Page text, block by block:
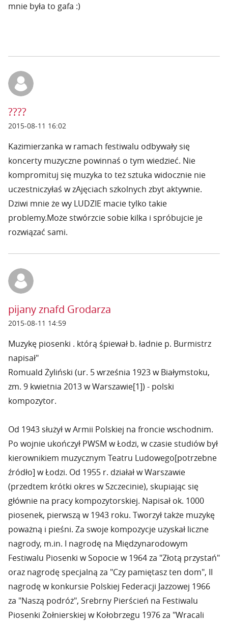
mnie była to gafa :)
????
2015-08-11 16:02
Kazimierzanka w ramach festiwalu odbywały się
koncerty muzyczne powinnaś o tym wiedzieć. Nie
kompromituj się muzyka to też sztuka widocznie nie
uczestniczyłaś w zAjęciach szkolnych zbyt aktywnie.
Dziwi mnie że wy LUDZIE macie tylko takie
problemy.Może stwórzcie sobie kilka i spróbujcie je
rozwiązać sami.
pijany znafd Grodarza
2015-08-11 14:59
Muzykę piosenki . którą śpiewał b. ładnie p. Burmistrz
napisał"
Romuald Żyliński (ur. 5 września 1923 w Białymstoku,
zm. 9 kwietnia 2013 w Warszawie[1]) - polski
kompozytor.
Od 1943 służył w Armii Polskiej na froncie wschodnim.
Po wojnie ukończył PWSM w Łodzi, w czasie studiów był
kierownikiem muzycznym Teatru Ludowego[potrzebne
źródło] w Łodzi. Od 1955 r. działał w Warszawie
(przedtem krótki okres w Szczecinie), skupiając się
głównie na pracy kompozytorskiej. Napisał ok. 1000
piosenek, pierwszą w 1943 roku. Tworzył także muzykę
poważną i pieśni. Za swoje kompozycje uzyskał liczne
nagrody, m.in. I nagrodę na Międzynarodowym
Festiwalu Piosenki w Sopocie w 1964 za "Złotą przystań"
oraz nagrodę specjalną za "Czy pamiętasz ten dom", II
nagrodę w konkursie Polskiej Federacji Jazzowej 1966
za "Naszą podróż", Srebrny Pierścień na Festiwalu
Piosenki Żołnierskiej w Kołobrzegu 1976 za "Wracali